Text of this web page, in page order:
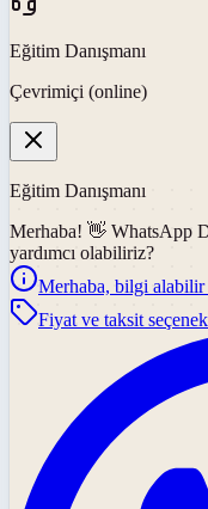
Eğitim Danışmanı
Çevrimiçi (online)
Eğitim Danışmanı
Merhaba! 👋 WhatsApp
yardımcı olabiliriz?
Merhaba, bilgi
Fiyat ve taksit